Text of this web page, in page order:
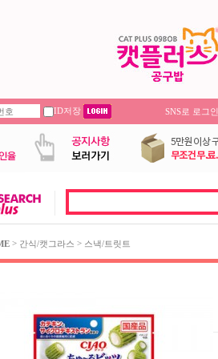
ID저장 SNS로 로그인
> 간식/캣그라스 > 스낵/트릿트